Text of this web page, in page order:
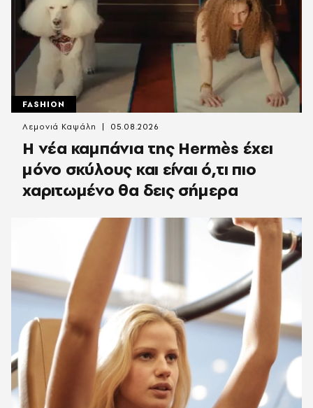
FASHION
Η νέα καμπάνια της Hermès έχει
μόνο σκύλους και είναι ό,τι πιο
χαριτωμένο θα δεις σήμερα
Λεμονιά Καψάλη 05.08.2026